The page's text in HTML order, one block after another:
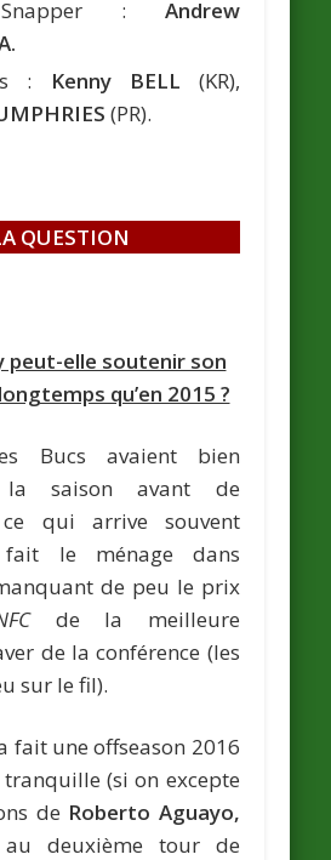
: Andrew
:
Kenny BELL (KR),
(PR).
QUESTION
peut-elle soutenir son
qu’en 2015 ?
Bucs avaient bien
la saison avant de
ce qui arrive souvent
le ménage dans
de peu le prix
de la meilleure
de la conférence (les
sur le fil).
fait une offseason 2016
(si on excepte
de Roberto Aguayo,
deuxième tour de